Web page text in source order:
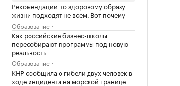
Рекомендации по здоровому образу
жизни подходят не всем. Вот почему
Образование
Как российские бизнес-школы
пересобирают программы под новую
реальность
Образование
КНР сообщила о гибели двух человек в
ходе инцидента на морской границе